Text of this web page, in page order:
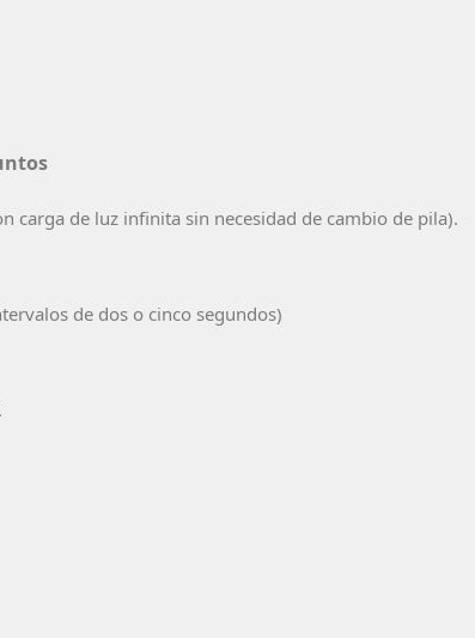
carga de luz infinita sin necesidad de cambio de pila).
de dos o cinco segundos)